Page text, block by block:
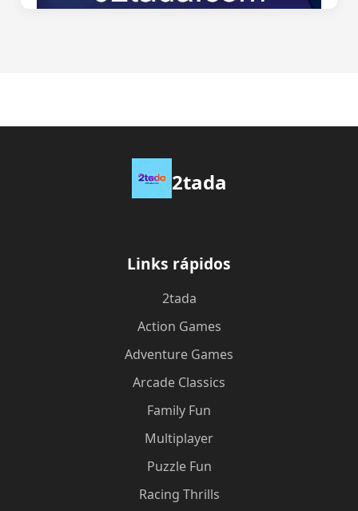
2tada
Links rápidos
2tada
Action Games
Adventure Games
Arcade Classics
Family Fun
Multiplayer
Puzzle Fun
Racing Thrills